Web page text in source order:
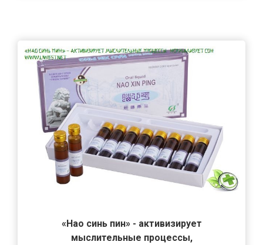
«Нао синь пин» - активизирует
мыслительные процессы,